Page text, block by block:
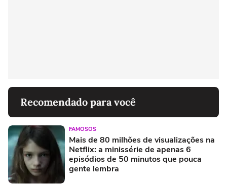
Recomendado para você
FAMOSOS
Mais de 80 milhões de visualizações na
Netflix: a minissérie de apenas 6
episódios de 50 minutos que pouca
gente lembra